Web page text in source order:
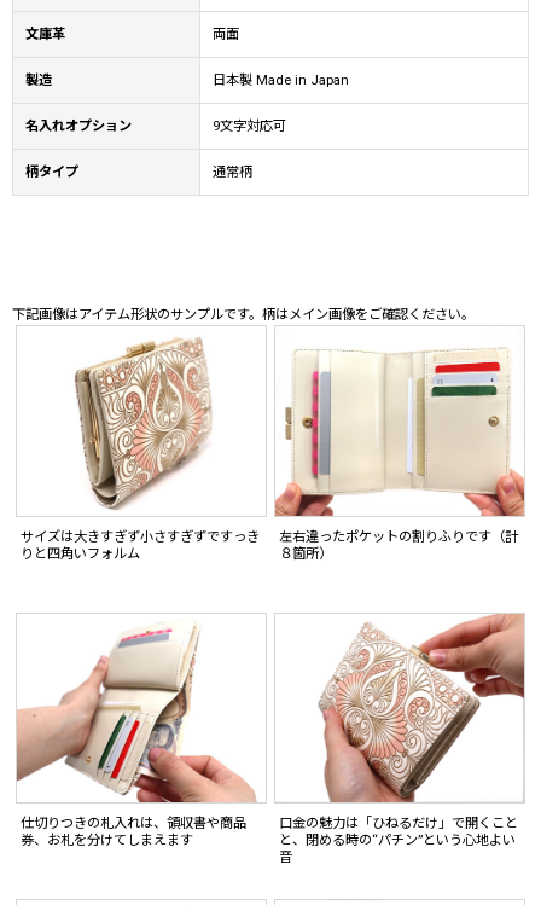
文庫革 両面
製造 日本製 Made in Japan
名入れオプション 9文字対応可
柄タイプ 通常柄
下記画像はアイテム形状のサンプルです。柄はメイン画像をご確認ください。
サイズは大きすぎず小さすぎずですっき
りと四角いフォルム
左右違ったポケットの割りふりです（計
８箇所）
仕切りつきの札入れは、領収書や商品
券、お札を分けてしまえます
口金の魅力は「ひねるだけ」で開くこと
と、閉める時の“パチン”という心地よい
音